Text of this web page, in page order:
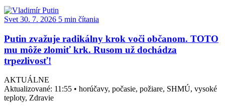
Svet 30. 7. 2026 5 min čítania
Putin zvažuje radikálny krok voči občanom. TOTO
mu môže zlomiť krk. Rusom už dochádza
trpezlivosť!
AKTUÁLNE
Aktualizované: 11:55 • horúčavy, počasie, požiare, SHMÚ, vysoké
teploty, Zdravie